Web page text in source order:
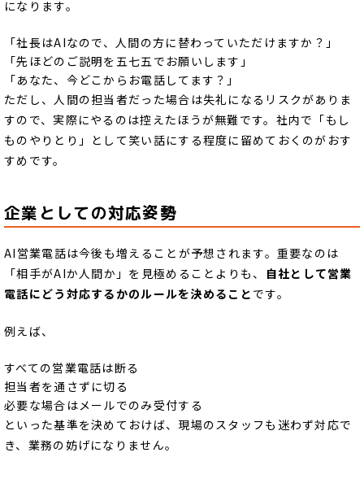
になります。
「社長はAIなので、人間の方に替わっていただけますか？」
「先ほどのご説明を五七五でお願いします」
「あなた、今どこからお電話してます？」
ただし、人間の担当者だった場合は失礼になるリスクがありま
すので、実際にやるのは控えたほうが無難です。社内で「もし
ものやりとり」として笑い話にする程度に留めておくのがおす
すめです。
企業としての対応姿勢
AI営業電話は今後も増えることが予想されます。重要なのは
「相手がAIか人間か」を見極めることよりも、
自社として営業
電話にどう対応するかのルールを決めること です。
例えば、
すべての営業電話は断る
担当者を通さずに切る
必要な場合はメールでのみ受付する
といった基準を決めておけば、現場のスタッフも迷わず対応で
き、業務の妨げになりません。